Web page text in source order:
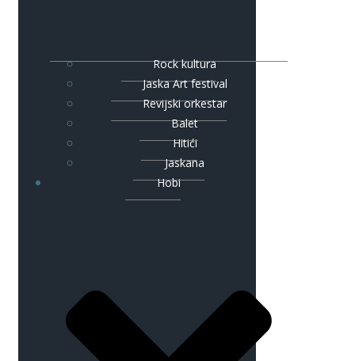
Rock kultura
Jaska Art festival
Revijski orkestar
Balet
Hitići
Jaskana
Hobi